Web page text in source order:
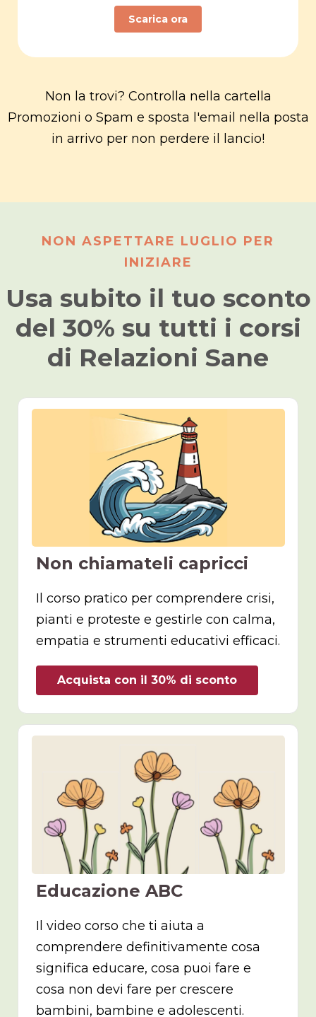
Scarica ora
Non la trovi? Controlla nella cartella
Promozioni o Spam e sposta l'email nella posta
in arrivo per non perdere il lancio!
NON ASPETTARE LUGLIO PER
INIZIARE
Usa subito il tuo sconto
del 30% su tutti i corsi
di Relazioni Sane
Non chiamateli capricci
Il corso pratico per comprendere crisi,
pianti e proteste e gestirle con calma,
empatia e strumenti educativi efficaci.
Acquista con il 30% di sconto
Educazione ABC
Il video corso che ti aiuta a
comprendere definitivamente cosa
significa educare, cosa puoi fare e
cosa non devi fare per crescere
bambini, bambine e adolescenti.